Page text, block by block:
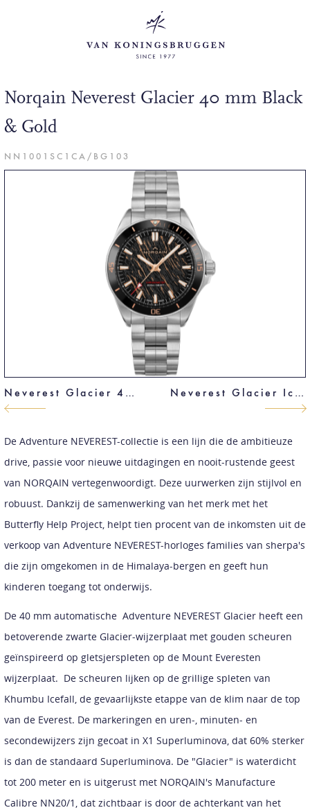
Norqain Neverest Glacier 40 mm Black
& Gold
NN1001SC1CA/BG103
Neverest Glacier 40 mm Neverest Glacier Ice Blue Limited Edition
De Adventure NEVEREST-collectie is een lijn die de ambitieuze
drive, passie voor nieuwe uitdagingen en nooit-rustende geest
van NORQAIN vertegenwoordigt. Deze uurwerken zijn stijlvol en
robuust. Dankzij de samenwerking van het merk met het
Butterfly Help Project, helpt tien procent van de inkomsten uit de
verkoop van Adventure NEVEREST-horloges families van sherpa's
die zijn omgekomen in de Himalaya-bergen en geeft hun
kinderen toegang tot onderwijs.
De 40 mm automatische Adventure NEVEREST Glacier heeft een
betoverende zwarte Glacier-wijzerplaat met gouden scheuren
geïnspireerd op gletsjerspleten op de Mount Everesten
wijzerplaat. De scheuren lijken op de grillige spleten van
Khumbu Icefall, de gevaarlijkste etappe van de klim naar de top
van de Everest. De markeringen en uren-, minuten- en
secondewijzers zijn gecoat in X1 Superluminova, dat 60% sterker
is dan de standaard Superluminova. De "Glacier" is waterdicht
tot 200 meter en is uitgerust met NORQAIN's Manufacture
Calibre NN20/1, dat zichtbaar is door de achterkant van het